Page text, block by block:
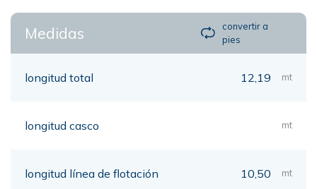
Medidas
convertir a
pies
longitud total 12,19 mt
longitud casco mt
longitud línea de flotación 10,50 mt